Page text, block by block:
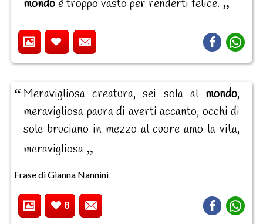
mondoè troppo vasto per renderti felice.
Meravigliosa creatura, sei sola al mondo,
meravigliosa paura di averti accanto, occhi di
sole bruciano in mezzo al cuore amo la vita,
meravigliosa
Frase di Gianna Nannini
8